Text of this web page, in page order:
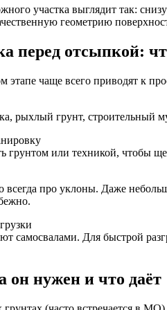
участка выглядит так:
геометрию
перед отсыпкой:
этапе чаще всего приводят к
рыхлый грунт, строительный
грунтом или техникой, чтобы
про уклоны. Даже
самосвалами. Для быстрой
он нужен и что даёт